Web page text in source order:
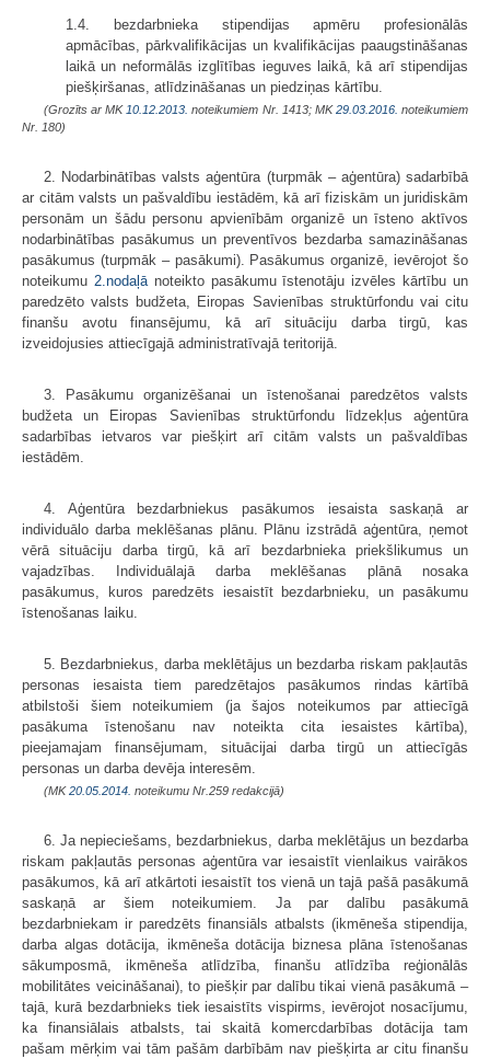
1.4. bezdarbnieka stipendijas apmēru profesionālās
apmācības, pārkvalifikācijas un kvalifikācijas paaugstināšanas
laikā un neformālās izglītības ieguves laikā, kā arī stipendijas
piešķiršanas, atlīdzināšanas un piedziņas kārtību.
(Grozīts ar MK 10.12.2013. noteikumiem Nr. 1413; MK29.03.2016. noteikumiem
Nr. 180)
2. Nodarbinātības valsts aģentūra (turpmāk – aģentūra) sadarbībā
ar citām valsts un pašvaldību iestādēm, kā arī fiziskām un juridiskām
personām un šādu personu apvienībām organizē un īsteno aktīvos
nodarbinātības pasākumus un preventīvos bezdarba samazināšanas
pasākumus (turpmāk – pasākumi). Pasākumus organizē, ievērojot šo
noteikumu 2.nodaļānoteikto pasākumu īstenotāju izvēles kārtību un
paredzēto valsts budžeta, Eiropas Savienības struktūrfondu vai citu
finanšu avotu finansējumu, kā arī situāciju darba tirgū, kas
izveidojusies attiecīgajā administratīvajā teritorijā.
3. Pasākumu organizēšanai un īstenošanai paredzētos valsts
budžeta un Eiropas Savienības struktūrfondu līdzekļus aģentūra
sadarbības ietvaros var piešķirt arī citām valsts un pašvaldības
iestādēm.
4. Aģentūra bezdarbniekus pasākumos iesaista saskaņā ar
individuālo darba meklēšanas plānu. Plānu izstrādā aģentūra, ņemot
vērā situāciju darba tirgū, kā arī bezdarbnieka priekšlikumus un
vajadzības. Individuālajā darba meklēšanas plānā nosaka
pasākumus, kuros paredzēts iesaistīt bezdarbnieku, un pasākumu
īstenošanas laiku.
5. Bezdarbniekus, darba meklētājus un bezdarba riskam pakļautās
personas iesaista tiem paredzētajos pasākumos rindas kārtībā
atbilstoši šiem noteikumiem (ja šajos noteikumos par attiecīgā
pasākuma īstenošanu nav noteikta cita iesaistes kārtība),
pieejamajam finansējumam, situācijai darba tirgū un attiecīgās
personas un darba devēja interesēm.
(MK20.05.2014. noteikumu Nr.259 redakcijā)
6. Ja nepieciešams, bezdarbniekus, darba meklētājus un bezdarba
riskam pakļautās personas aģentūra var iesaistīt vienlaikus vairākos
pasākumos, kā arī atkārtoti iesaistīt tos vienā un tajā pašā pasākumā
saskaņā ar šiem noteikumiem. Ja par dalību pasākumā
bezdarbniekam ir paredzēts finansiāls atbalsts (ikmēneša stipendija,
darba algas dotācija, ikmēneša dotācija biznesa plāna īstenošanas
sākumposmā, ikmēneša atlīdzība,
finanšu atlīdzība reģionālās
mobilitātes veicināšanai), to piešķir par dalību tikai vienā pasākumā –
tajā, kurā bezdarbnieks tiek iesaistīts vispirms, ievērojot nosacījumu,
ka finansiālais atbalsts, tai skaitā komercdarbības dotācija tam
pašam mērķim vai tām pašām darbībām nav piešķirta ar citu finanšu